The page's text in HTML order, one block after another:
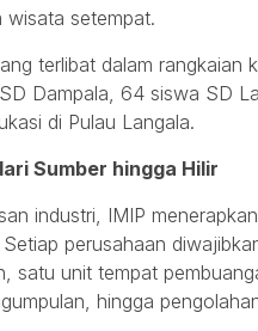
wisata setempat.
terlibat dalam rangkaian
Dampala, 64 siswa SD
di Pulau Langala.
Sumber hingga Hilir
industri, IMIP
perusahaan
satu unit tempat
hingga